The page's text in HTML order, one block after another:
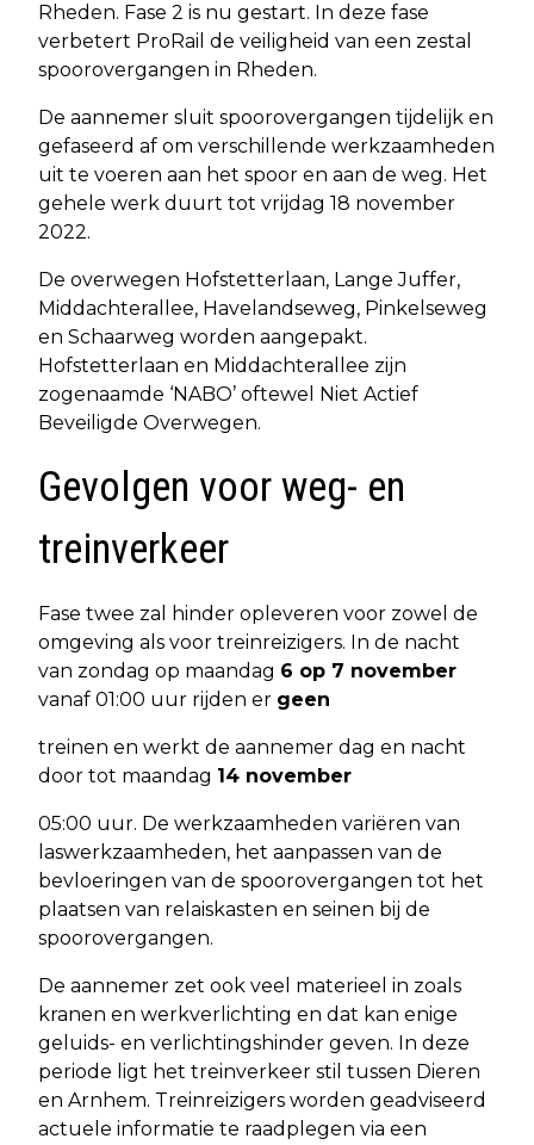
Rheden. Fase 2 is nu gestart. In deze fase
verbetert ProRail de veiligheid van een zestal
spoorovergangen in Rheden.
De aannemer sluit spoorovergangen tijdelijk en
gefaseerd af om verschillende werkzaamheden
uit te voeren aan het spoor en aan de weg. Het
gehele werk duurt tot vrijdag 18 november
2022.
De overwegen Hofstetterlaan, Lange Juffer,
Middachterallee, Havelandseweg, Pinkelseweg
en Schaarweg worden aangepakt.
Hofstetterlaan en Middachterallee zijn
zogenaamde ‘NABO’ oftewel Niet Actief
Beveiligde Overwegen.
Gevolgen voor weg- en
treinverkeer
Fase twee zal hinder opleveren voor zowel de
omgeving als voor treinreizigers. In de nacht
van zondag op maandag 6 op 7 november
vanaf 01:00 uur rijden er geen
treinen en werkt de aannemer dag en nacht
door tot maandag 14 november
05:00 uur. De werkzaamheden variëren van
laswerkzaamheden, het aanpassen van de
bevloeringen van de spoorovergangen tot het
plaatsen van relaiskasten en seinen bij de
spoorovergangen.
De aannemer zet ook veel materieel in zoals
kranen en werkverlichting en dat kan enige
geluids- en verlichtingshinder geven. In deze
periode ligt het treinverkeer stil tussen Dieren
en Arnhem. Treinreizigers worden geadviseerd
actuele informatie te raadplegen via een